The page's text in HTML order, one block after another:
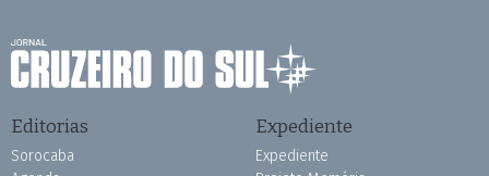
Editorias
Sorocaba
Expediente
Expediente